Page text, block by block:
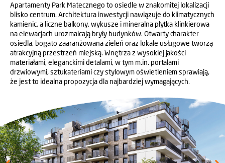
Apartamenty Park Matecznego to osiedle w znakomitej lokalizacji
blisko centrum. Architektura inwestycji nawiązuje do klimatycznych
kamienic, a liczne balkony, wykusze i mineralna płytka klinkierowa
na elewacjach urozmaicają bryły budynków. Otwarty charakter
osiedla, bogato zaaranżowana zieleń oraz lokale usługowe tworzą
atrakcyjną przestrzeń miejską. Wnętrza z wysokiej jakości
materiałami, eleganckimi detalami, w tym m.in. portalami
drzwiowymi, sztukateriami czy stylowym oświetleniem sprawiają,
że jest to idealna propozycja dla najbardziej wymagających.